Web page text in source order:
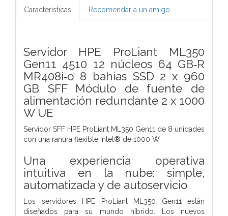
Características Recomendar a un amigo
Servidor HPE ProLiant ML350
Gen11 4510 12 núcleos 64 GB‑R
MR408i‑o 8 bahías SSD 2 x 960
GB SFF Módulo de fuente de
alimentación redundante 2 x 1000
W UE
Servidor SFF HPE ProLiant ML350 Gen11 de 8 unidades
con una ranura flexible Intel® de 1000 W
Una experiencia operativa
intuitiva en la nube: simple,
automatizada y de autoservicio
Los servidores HPE ProLiant ML350 Gen11 están
diseñados para su mundo híbrido. Los nuevos